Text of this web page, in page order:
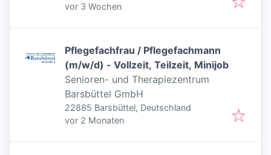
Veröffentlicht:
vor 3 Wochen
Pflegefachfrau / Pflegefachmann
(m/w/d) - Vollzeit, Teilzeit, Minijob
Senioren- und Therapiezentrum
Barsbüttel GmbH
22885 Barsbüttel, Deutschland
Veröffentlicht:
vor 2 Monaten